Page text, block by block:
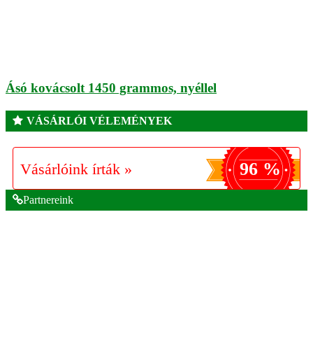
Ásó kovácsolt 1450 grammos, nyéllel
VÁSÁRLÓI VÉLEMÉNYEK
Vásárlóink írták » 96 %
Partnereink